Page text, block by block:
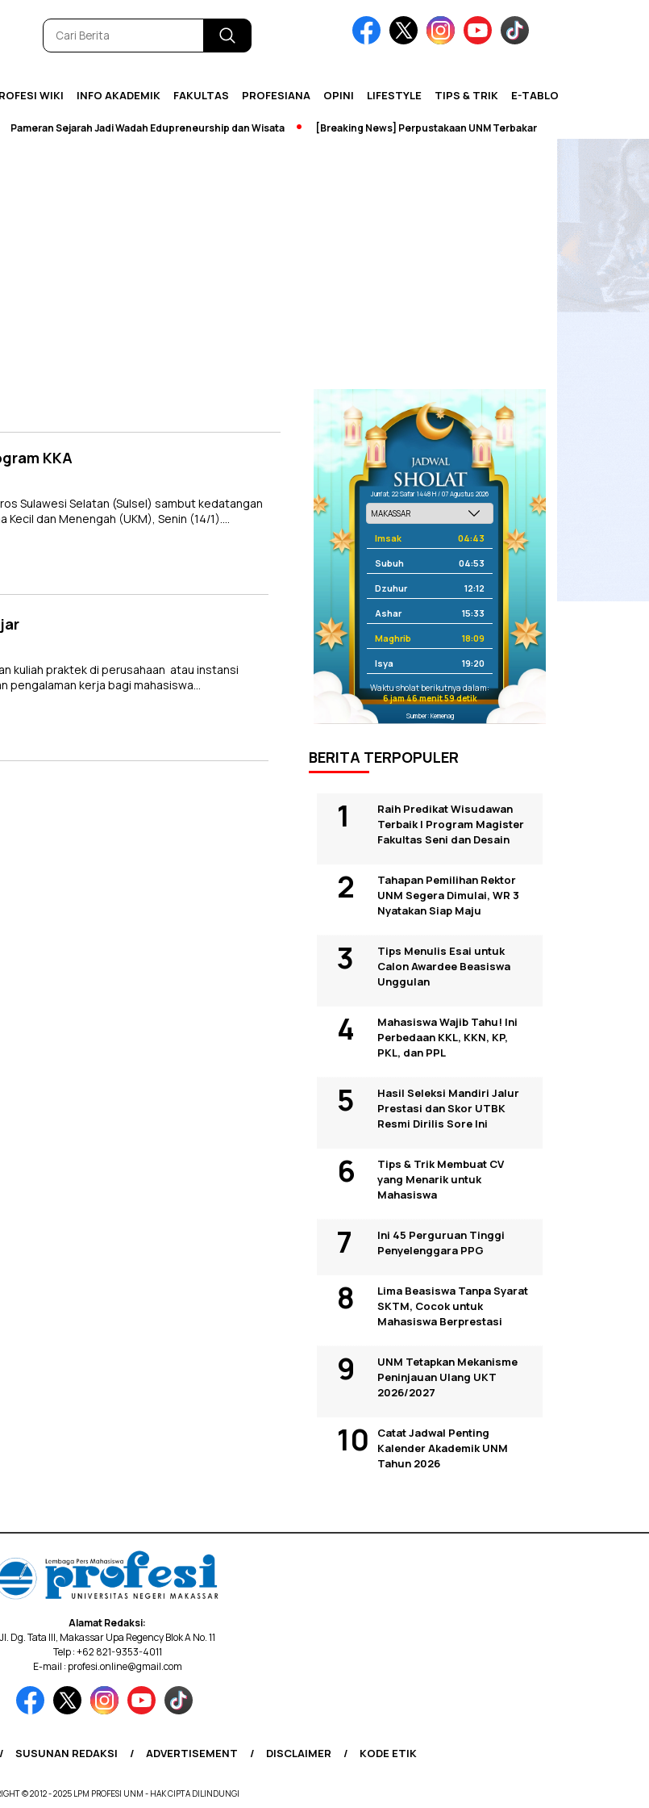
WIKI INFO AKADEMIK FAKULTAS PROFESIANA OPINI LIFESTYLE TIPS & TRIK E-TABLOID
Sejarah Jadi Wadah Edupreneurship dan Wisata [Breaking News] Perpustakaan UNM Terbakar
KKA
Sulawesi Selatan (Sulsel) sambut kedatangan
dan Menengah (UKM), Senin (14/1)….
kuliah praktek di perusahaan atau instansi
pengalaman kerja bagi mahasiswa…
Jum'at, 22 Safar 1448 H / 07 Agustus 2026
Imsak 04:43
Subuh 04:53
Dzuhur 12:12
Ashar 15:33
Maghrib 18:09
Isya 19:20
Waktu sholat berikutnya dalam:
6 jam 46 menit 58 detik
Sumber: Kemenag
BERITA TERPOPULER
Raih Predikat Wisudawan
Terbaik I Program Magister
Fakultas Seni dan Desain
Tahapan Pemilihan Rektor
UNM Segera Dimulai, WR 3
Nyatakan Siap Maju
Tips Menulis Esai untuk
Calon Awardee Beasiswa
Unggulan
Mahasiswa Wajib Tahu! Ini
Perbedaan KKL, KKN, KP,
PKL, dan PPL
Hasil Seleksi Mandiri Jalur
Prestasi dan Skor UTBK
Resmi Dirilis Sore Ini
Tips & Trik Membuat CV
yang Menarik untuk
Mahasiswa
Ini 45 Perguruan Tinggi
Penyelenggara PPG
Lima Beasiswa Tanpa Syarat
SKTM, Cocok untuk
Mahasiswa Berprestasi
UNM Tetapkan Mekanisme
Peninjauan Ulang UKT
2026/2027
Catat Jadwal Penting
Kalender Akademik UNM
Tahun 2026
Alamat Redaksi:
Jl. Dg. Tata III, Makassar Upa Regency Blok A No. 11
Telp : +62 821-9353-4011
E-mail : profesi.online@gmail.com
SUSUNAN REDAKSI ADVERTISEMENT DISCLAIMER KODE ETIK
© 2012 - 2025 LPM PROFESI UNM - HAK CIPTA DILINDUNGI